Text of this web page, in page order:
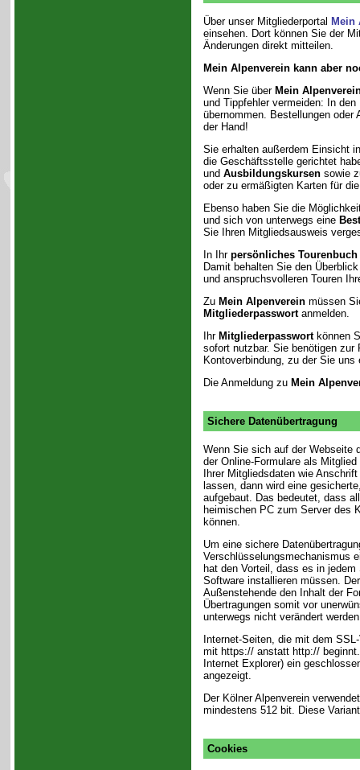
Über unser Mitgliederportal Mein
einsehen. Dort können Sie der
Änderungen direkt mitteilen.
Mein Alpenverein kann aber
Wenn Sie über Mein
und Tippfehler vermeiden: In
übernommen. Bestellungen oder
der Hand!
Sie erhalten außerdem Einsicht
die Geschäftsstelle gerichtet
und Ausbildungskursensowie
oder zu ermäßigten Karten für
Ebenso haben Sie die
und sich von unterwegs eine
Sie Ihren Mitgliedsausweis
In Ihr persönliches Tourenbuch
Damit behalten Sie den
und anspruchsvolleren Touren
Zu Mein Alpenvereinmüssen
Mitgliederpasswortanmelden.
Ihr Mitgliederpasswortkönnen
sofort nutzbar. Sie benötigen zur
Kontoverbindung, zu der Sie
Die Anmeldung zu Mein
Sichere Datenübertragung
Wenn Sie sich auf der Webseite
der Online-Formulare als
Ihrer Mitgliedsdaten wie
lassen, dann wird eine
aufgebaut. Das bedeutet, dass
heimischen PC zum Server des
können.
Um eine sichere
Verschlüsselungsmechanismus
hat den Vorteil, dass es in
Software installieren müssen.
Außenstehende den Inhalt der
Übertragungen somit vor
unterwegs nicht verändert
Internet-Seiten, die mit dem
mit https:// anstatt http://
Internet Explorer) ein
angezeigt.
Der Kölner Alpenverein
mindestens 512 bit. Diese
Cookies